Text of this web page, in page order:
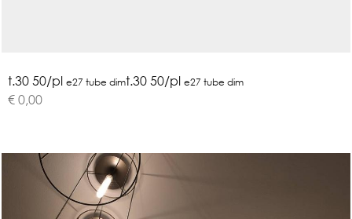
t.30 50/pl e27 tube dimt.30 50/pl e27 tube dim
€ 0,00